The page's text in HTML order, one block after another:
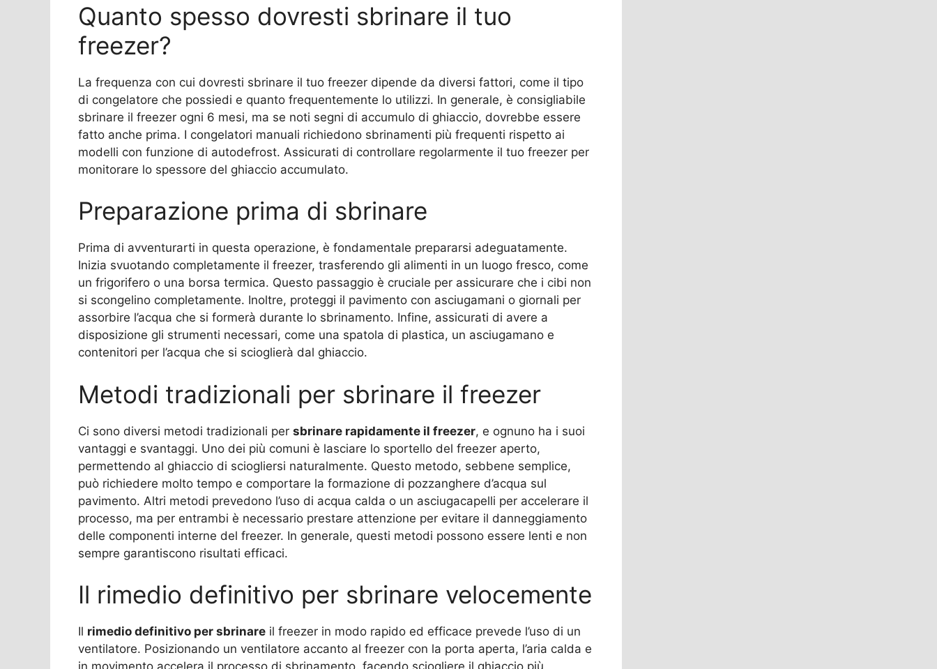
Quanto spesso dovresti sbrinare il tuo
freezer?
La frequenza con cui dovresti sbrinare il tuo freezer dipende da diversi fattori, come il tipo
di congelatore che possiedi e quanto frequentemente lo utilizzi. In generale, è consigliabile
sbrinare il freezer ogni 6 mesi, ma se noti segni di accumulo di ghiaccio, dovrebbe essere
fatto anche prima. I congelatori manuali richiedono sbrinamenti più frequenti rispetto ai
modelli con funzione di autodefrost. Assicurati di controllare regolarmente il tuo freezer per
monitorare lo spessore del ghiaccio accumulato.
Preparazione prima di sbrinare
Prima di avventurarti in questa operazione, è fondamentale prepararsi adeguatamente.
Inizia svuotando completamente il freezer, trasferendo gli alimenti in un luogo fresco, come
un frigorifero o una borsa termica. Questo passaggio è cruciale per assicurare che i cibi non
si scongelino completamente. Inoltre, proteggi il pavimento con asciugamani o giornali per
assorbire l’acqua che si formerà durante lo sbrinamento. Infine, assicurati di avere a
disposizione gli strumenti necessari, come una spatola di plastica, un asciugamano e
contenitori per l’acqua che si scioglierà dal ghiaccio.
Metodi tradizionali per sbrinare il freezer
Ci sono diversi metodi tradizionali per sbrinare rapidamente il freezer, e ognuno ha i suoi
vantaggi e svantaggi. Uno dei più comuni è lasciare lo sportello del freezer aperto,
permettendo al ghiaccio di sciogliersi naturalmente. Questo metodo, sebbene semplice,
può richiedere molto tempo e comportare la formazione di pozzanghere d’acqua sul
pavimento. Altri metodi prevedono l’uso di acqua calda o un asciugacapelli per accelerare il
processo, ma per entrambi è necessario prestare attenzione per evitare il danneggiamento
delle componenti interne del freezer. In generale, questi metodi possono essere lenti e non
sempre garantiscono risultati efficaci.
Il rimedio definitivo per sbrinare velocemente
Il rimedio definitivo per sbrinare il freezer in modo rapido ed efficace prevede l’uso di un
ventilatore. Posizionando un ventilatore accanto al freezer con la porta aperta, l’aria calda e